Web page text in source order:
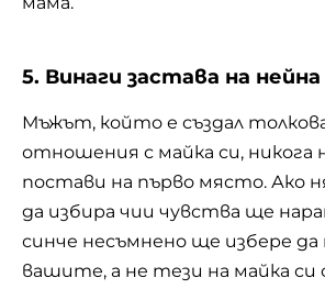
5. Винаги застава на
Мъжът, който е създал
отношения с майка си, никога
постави на първо място. Ако
да избира чии чувства ще
синче несъмнено ще избере да
вашите, а не тези на майка си